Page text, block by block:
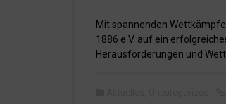
Mit spannenden
1886 e.V. auf ein
Herausforderungen und